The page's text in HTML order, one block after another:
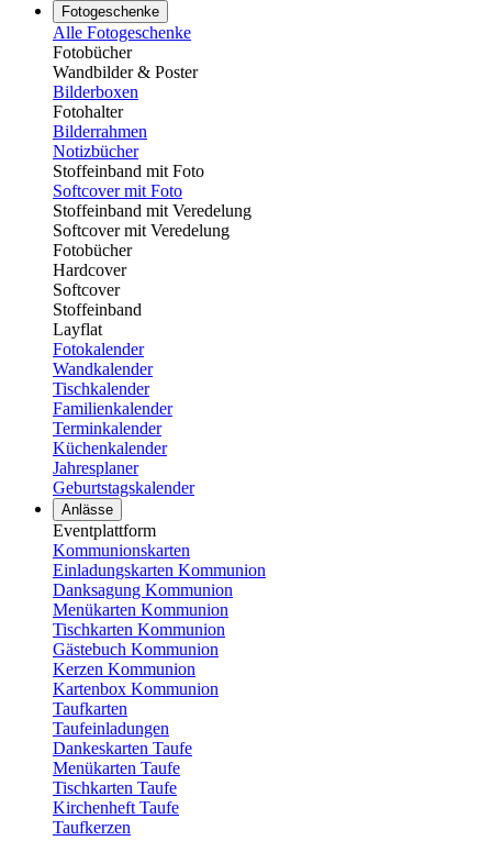
Fotogeschenke
Alle Fotogeschenke
Fotobücher
Wandbilder & Poster
Bilderboxen
Fotohalter
Bilderrahmen
Notizbücher
Stoffeinband mit Foto
Softcover mit Foto
Stoffeinband mit Veredelung
Softcover mit Veredelung
Fotobücher
Hardcover
Softcover
Stoffeinband
Layflat
Fotokalender
Wandkalender
Tischkalender
Familienkalender
Terminkalender
Küchenkalender
Jahresplaner
Geburtstagskalender
Anlässe
Eventplattform
Kommunionskarten
Einladungskarten Kommunion
Danksagung Kommunion
Menükarten Kommunion
Tischkarten Kommunion
Gästebuch Kommunion
Kerzen Kommunion
Kartenbox Kommunion
Taufkarten
Taufeinladungen
Dankeskarten Taufe
Menükarten Taufe
Tischkarten Taufe
Kirchenheft Taufe
Taufkerzen